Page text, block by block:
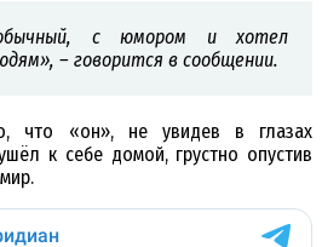
с юмором и хотел
– говорится в сообщении.
что «он», не увидев в глазах
к себе домой, грустно опустив